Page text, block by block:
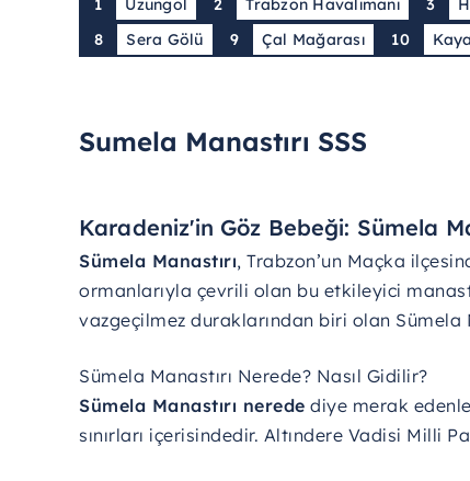
1 Uzungöl 2 Trabzon Havalimanı 3
8
Sera Gölü 9 Çal Mağarası 10
Sumela Manastırı SSS
Karadeniz'in Göz Bebeği: Sümela
Sümela Manastırı, Trabzon’un Maçka
ormanlarıyla çevrili olan bu etkileyici
vazgeçilmez duraklarından biri olan Sümela
Sümela Manastırı Nerede? Nasıl Gidilir?
Sümela Manastırı nerede diye merak
sınırları içerisindedir. Altındere Vadisi Milli